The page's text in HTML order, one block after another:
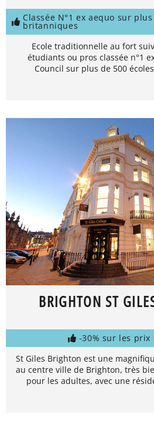
Classée N°1 ex aequo sur
britanniques
Ecole traditionnelle au fort
étudiants ou pros classée n°1
Council sur plus de 500
BRIGHTON ST
-30% sur les prix
St Giles Brighton est une
au centre ville de Brighton, très
pour les adultes, avec une